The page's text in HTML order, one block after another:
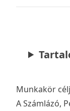
Munkakör
A Számlázó,